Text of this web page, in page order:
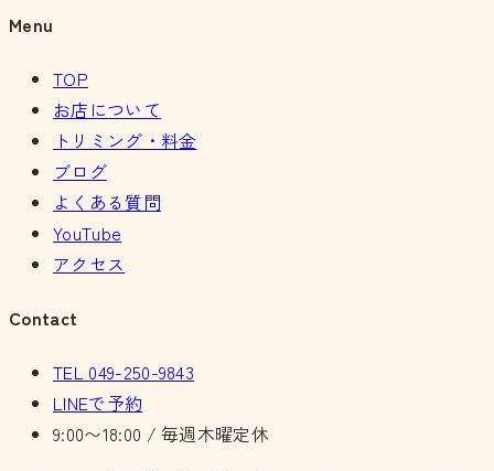
Menu
TOP
お店について
トリミング・料金
ブログ
よくある質問
YouTube
アクセス
Contact
TEL 049-250-9843
LINEで予約
9:00〜18:00 / 毎週木曜定休